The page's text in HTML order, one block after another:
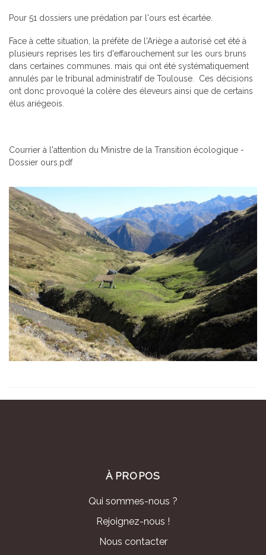
Pour 51 dossiers une prédation par l'ours est écartée.
Face à cette situation, la préfète de l'Ariège a autorisé cet été à
plusieurs reprises les tirs d'effarouchement sur les ours bruns
dans certaines communes. mais qui ont été systématiquement
annulés par le tribunal administratif de Toulouse. Ces décisions
ont donc provoqué la colère des éleveurs ainsi que de certains
élus ariégeois.
Courrier à l'attention du Ministre de la Transition écologique -
Dossier ours.pdf
À PROPOS
Qui sommes-nous ?
Rejoignez-nous !
Nous contacter